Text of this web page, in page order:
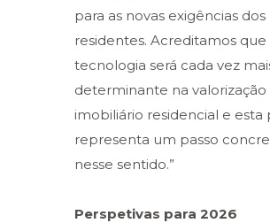
para as novas exigências dos
residentes. Acreditamos que
tecnologia será cada vez
determinante na valorização
imobiliário residencial e esta
representa um passo
nesse sentido.”
Perspetivas para 2026